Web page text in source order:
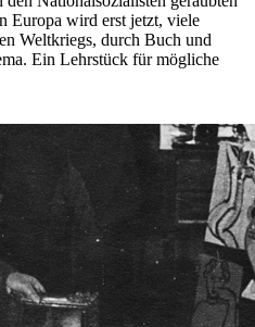
Europa wird erst jetzt, viele
Weltkriegs, durch Buch und
Ein Lehrstück für mögliche